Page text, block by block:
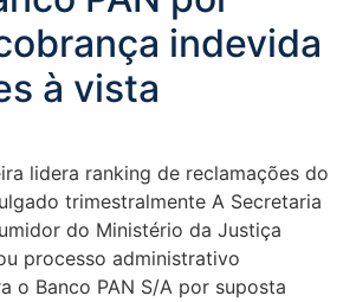
indevida
à vista
lidera ranking de reclamações do
trimestralmente A Secretaria
do Ministério da Justiça
processo administrativo
o Banco PAN S/A por suposta